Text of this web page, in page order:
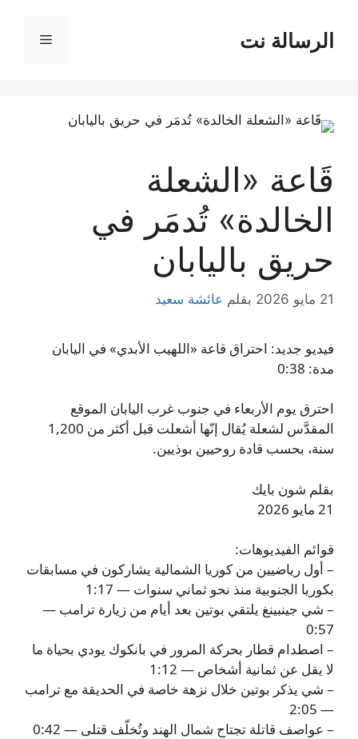
المحتوىالرسالة نت القائمة
قَاعة «الشعلة
الخالدة» تُدمَر في
حريق باليابان
21 مايو 2026 بقلم عائشة سعيد
فيديو جديد: احتراق قاعة «اللهيب الأبدي» في اليابان
مدة: 0:38
احترق يوم الأربعاء في جنوب غرب اليابان الموقع
المقدَّس لشعلة يُقال إنّها أشعلت قبل أكثر من 1,200
سنة، بحسب قادة روحيين بوذيين.
بقلم شون بايك
21 مايو 2026
قوائم الفيديوهات:
– أول رياضيين من كوريا الشمالية يشاركون في مسابقات
بكوريا الجنوبية منذ نحو ثماني سنوات — 1:17
– شي جينبينغ يلتقي بوتين بعد أيام من زيارة ترامب —
0:57
– اصطدام قطار بحركة المرور في بانكوك يودي بحياة ما
لا يقل عن ثمانية أشخاص — 1:12
– شي يذكر بوتين خلال نزهة خاصة في الحديقة مع ترامب
— 2:05
– عواصف قاتلة تجتاح شمال الهند وتُخلّف قتلى — 0:42